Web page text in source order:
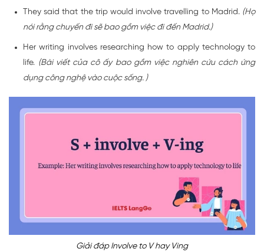
They said that the trip would involve travelling to Madrid. (Họ
nói rằng chuyến đi sẽ bao gồm việc đi đến Madrid.)
Her writing involves researching how to apply technology to
life. (Bài viết của cô ấy bao gồm việc nghiên cứu cách ứng
dụng công nghệ vào cuộc sống. )
Giải đáp Involve to V hay Ving